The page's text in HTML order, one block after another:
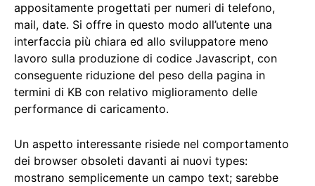
appositamente progettati per numeri di telefono,
mail, date. Si offre in questo modo all’utente una
interfaccia più chiara ed allo sviluppatore meno
lavoro sulla produzione di codice Javascript, con
conseguente riduzione del peso della pagina in
termini di KB con relativo miglioramento delle
performance di caricamento.
Un aspetto interessante risiede nel comportamento
dei browser obsoleti davanti ai nuovi types:
mostrano semplicemente un campo text; sarebbe